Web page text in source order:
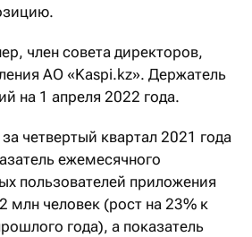
член совета директоров,
АО «Kaspi.kz». Держатель
на 1 апреля 2022 года.
четвертый квартал 2021 года
ежемесячного
пользователей приложения
млн человек (рост на 23% к
года), а показатель